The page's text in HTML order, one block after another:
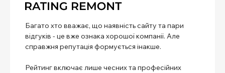
Багато хто вважає, що наявність сайту та пари
відгуків - це вже ознака хорошої компанії. Але
справжня репутація формується інакше.
Рейтинг включає лише чесних та професійних